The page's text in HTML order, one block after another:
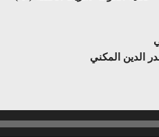
الدين المكني